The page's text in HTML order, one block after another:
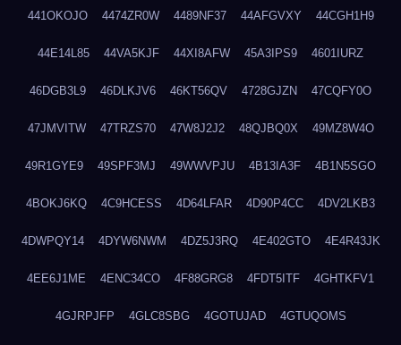
441OKOJO 4474ZR0W 4489NF37 44AFGVXY 44CGH1H9
44E14L85 44VA5KJF 44XI8AFW 45A3IPS9 4601IURZ
46DGB3L9 46DLKJV6 46KT56QV 4728GJZN 47CQFY0O
47JMVITW 47TRZS70 47W8J2J2 48QJBQ0X 49MZ8W4O
49R1GYE9 49SPF3MJ 49WWVPJU 4B13IA3F 4B1N5SGO
4BOKJ6KQ 4C9HCESS 4D64LFAR 4D90P4CC 4DV2LKB3
4DWPQY14 4DYW6NWM 4DZ5J3RQ 4E402GTO 4E4R43JK
4EE6J1ME 4ENC34CO 4F88GRG8 4FDT5ITF 4GHTKFV1
4GJRPJFP 4GLC8SBG 4GOTUJAD 4GTUQOMS